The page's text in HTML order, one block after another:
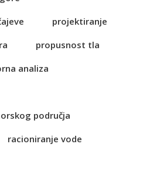
projektiranje
propusnost tla
analiza
područja
racioniranje vode